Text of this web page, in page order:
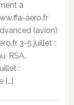
à
aero.fr
(avion)
3-5 juillet :
RSA.
:
[…]